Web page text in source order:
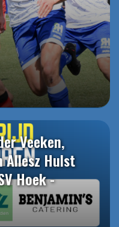
Veeken,
Allesz Hulst
Hoek -